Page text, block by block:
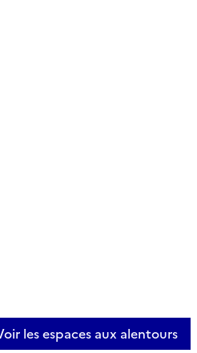
les espaces aux alentours